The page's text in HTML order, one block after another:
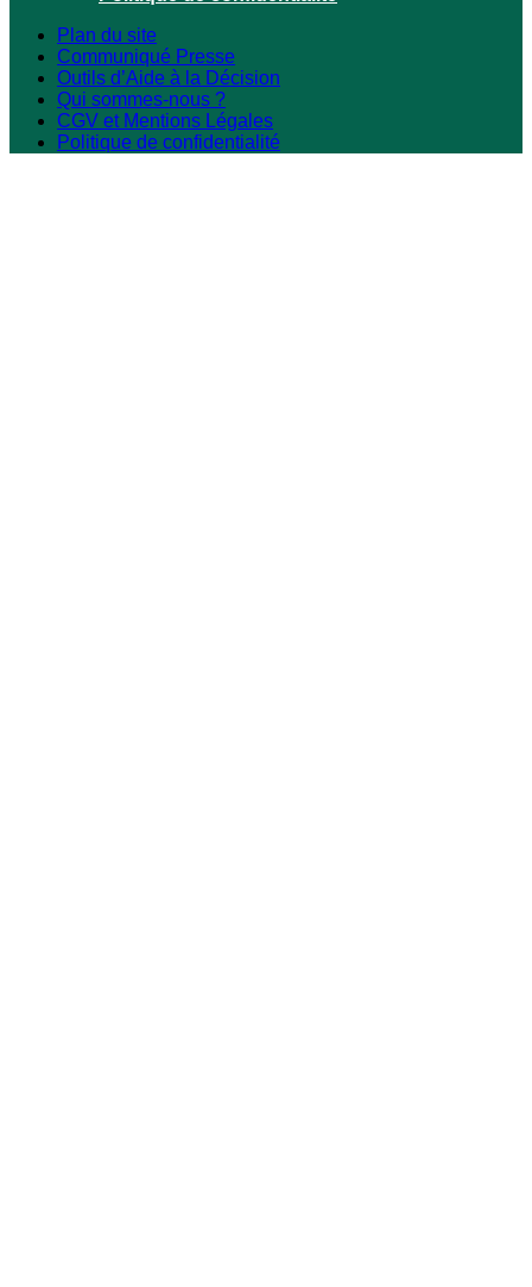
Plan du site
Communiqué Presse
Outils d’Aide à la Décision
Qui sommes-nous ?
CGV et Mentions Légales
Politique de confidentialité